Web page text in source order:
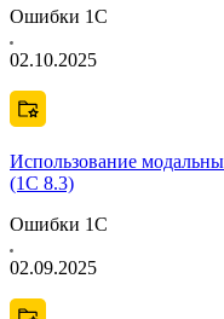
Ошибки 1С
02.10.2025
Использование
(1С 8.3)
Ошибки 1С
02.09.2025